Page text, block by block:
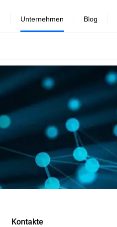
Unternehmen Blog
Kontakte